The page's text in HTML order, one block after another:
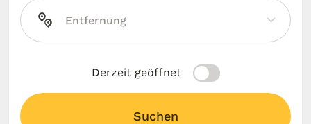
Derzeit geöffnet
Suchen